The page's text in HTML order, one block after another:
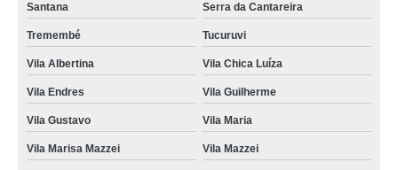
Santana Serra da Cantareira
Tremembé Tucuruvi
Vila Albertina Vila Chica Luíza
Vila Endres Vila Guilherme
Vila Gustavo Vila Maria
Vila Marisa Mazzei Vila Mazzei